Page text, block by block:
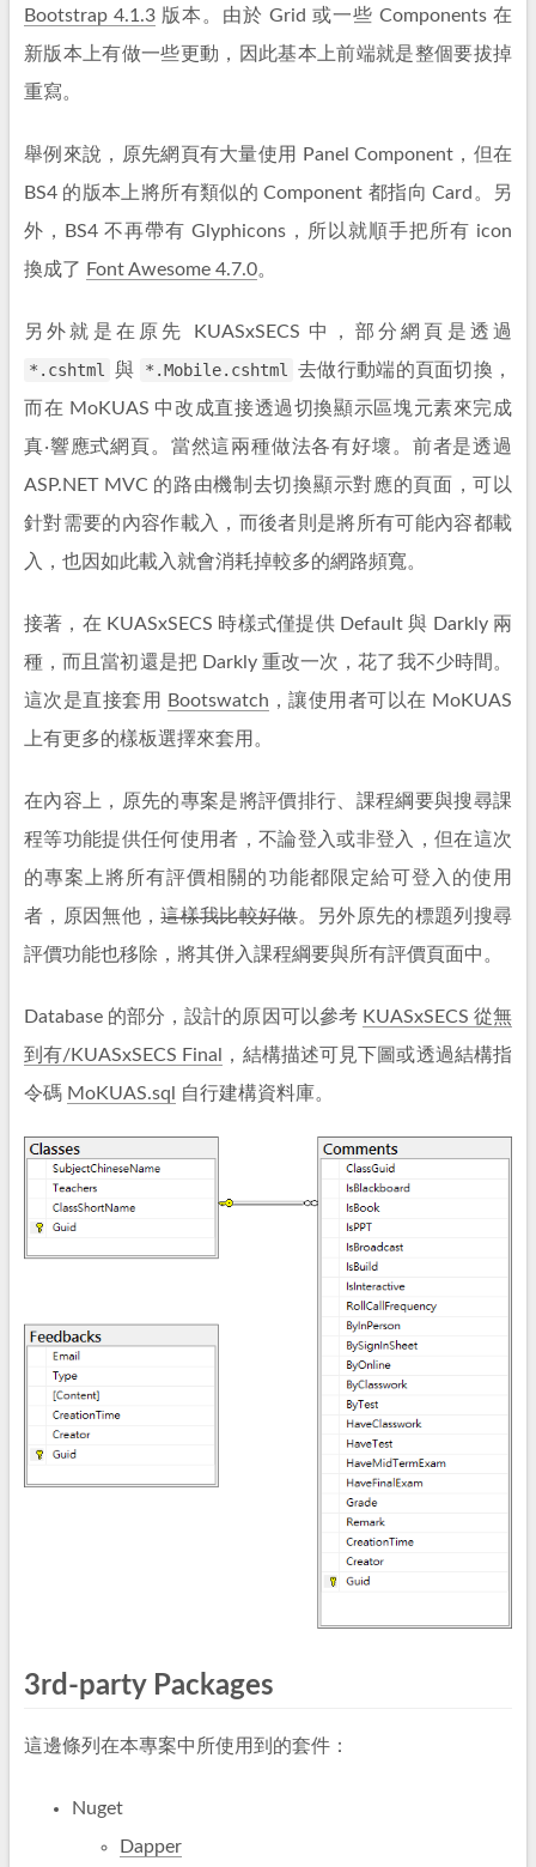
Bootstrap 4.1.3 版本。由於 Grid 或一些 Components 在
新版本上有做一些更動，因此基本上前端就是整個要拔掉
重寫。
舉例來說，原先網頁有大量使用 Panel Component，但在
BS4 的版本上將所有類似的 Component 都指向 Card。另
外，BS4 不再帶有 Glyphicons，所以就順手把所有 icon
換成了 Font Awesome 4.7.0。
另外就是在原先 KUASxSECS 中，部分網頁是透過
*.cshtml 與 *.Mobile.cshtml 去做行動端的頁面切換，
而在 MoKUAS 中改成直接透過切換顯示區塊元素來完成
真‧響應式網頁。當然這兩種做法各有好壞。前者是透過
ASP.NET MVC 的路由機制去切換顯示對應的頁面，可以
針對需要的內容作載入，而後者則是將所有可能內容都載
入，也因如此載入就會消耗掉較多的網路頻寬。
接著，在 KUASxSECS 時樣式僅提供 Default 與 Darkly 兩
種，而且當初還是把 Darkly 重改一次，花了我不少時間。
這次是直接套用
Bootswatch ，讓使用者可以在 MoKUAS
上有更多的樣板選擇來套用。
在內容上，原先的專案是將評價排行、課程綱要與搜尋課
程等功能提供任何使用者，不論登入或非登入，但在這次
的專案上將所有評價相關的功能都限定給可登入的使用
者，原因無他，這樣我比較好做。另外原先的標題列搜尋
評價功能也移除，將其併入課程綱要與所有評價頁面中。
Database 的部分，設計的原因可以參考 KUASxSECS 從無
到有/KUASxSECS Final
，結構描述可見下圖或透過結構指
令碼 MoKUAS.sql 自行建構資料庫。
3rd-party Packages
這邊條列在本專案中所使用到的套件：
Nuget
Dapper